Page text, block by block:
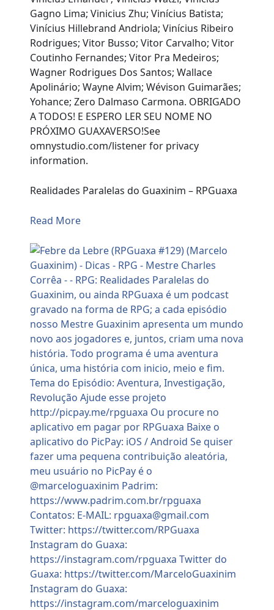
Gagno Lima; Vinicius Zhu; Vinícius Batista;
Vinícius Hillebrand Andriola; Vinícius Ribeiro
Rodrigues; Vitor Busso; Vitor Carvalho; Vitor
Coutinho Fernandes; Vitor Pra Medeiros;
Wagner Rodrigues Dos Santos; Wallace
Apolinário; Wayne Alvim; Wévison Guimarães;
Yohance; Zero Dalmaso Carmona. OBRIGADO
A TODOS! E ESPERO LER SEU NOME NO
PRÓXIMO GUAXAVERSO!See
omnystudio.com/listener for privacy
information.
Realidades Paralelas do Guaxinim – RPGuaxa
Read More